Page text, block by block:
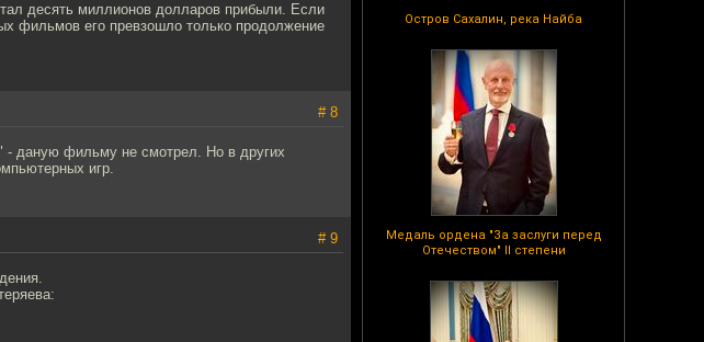
Остров Сахалин, река Найба
Медаль ордена "За заслуги перед
Отечеством" II степени
десять миллионов долларов прибыли. Если
фильмов его превзошло только продолжение
# 8
даную фильму не смотрел. Но в других
игр.
# 9